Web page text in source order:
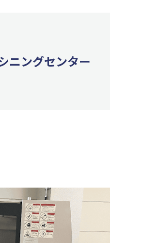
ニングセンター